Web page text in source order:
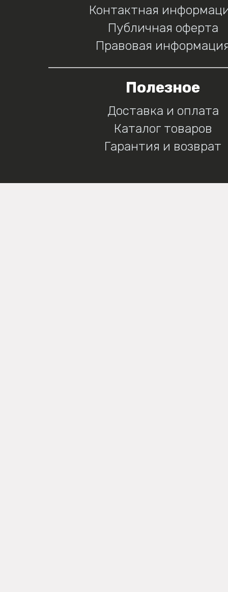
Контактная
Публичная оферта
Правовая
Полезное
Доставка и оплата
Каталог товаров
Гарантия и возврат